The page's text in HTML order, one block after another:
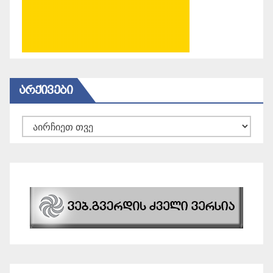
ᲐᲠᲥᲘᲕᲔᲑᲘ
არქივები